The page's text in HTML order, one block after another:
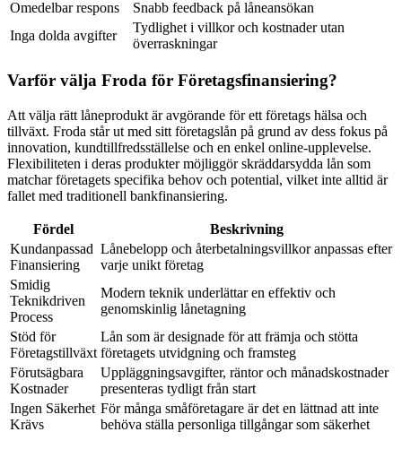
Omedelbar respons
Snabb feedback på låneansökan
Inga dolda avgifter
Tydlighet i villkor och kostnader utan
överraskningar
Varför välja Froda för Företagsfinansiering?
Att välja rätt låneprodukt är avgörande för ett företags hälsa och
tillväxt. Froda står ut med sitt företagslån på grund av dess fokus på
innovation, kundtillfredsställelse och en enkel online-upplevelse.
Flexibiliteten i deras produkter möjliggör skräddarsydda lån som
matchar företagets specifika behov och potential, vilket inte alltid är
fallet med traditionell bankfinansiering.
Fördel
Beskrivning
Kundanpassad
Finansiering
Lånebelopp och återbetalningsvillkor anpassas efter
varje unikt företag
Smidig
Teknikdriven
Process
Modern teknik underlättar en effektiv och
genomskinlig lånetagning
Stöd för
Företagstillväxt
Lån som är designade för att främja och stötta
företagets utvidgning och framsteg
Förutsägbara
Kostnader
Uppläggningsavgifter, räntor och månadskostnader
presenteras tydligt från start
Ingen Säkerhet
Krävs
För många småföretagare är det en lättnad att inte
behöva ställa personliga tillgångar som säkerhet